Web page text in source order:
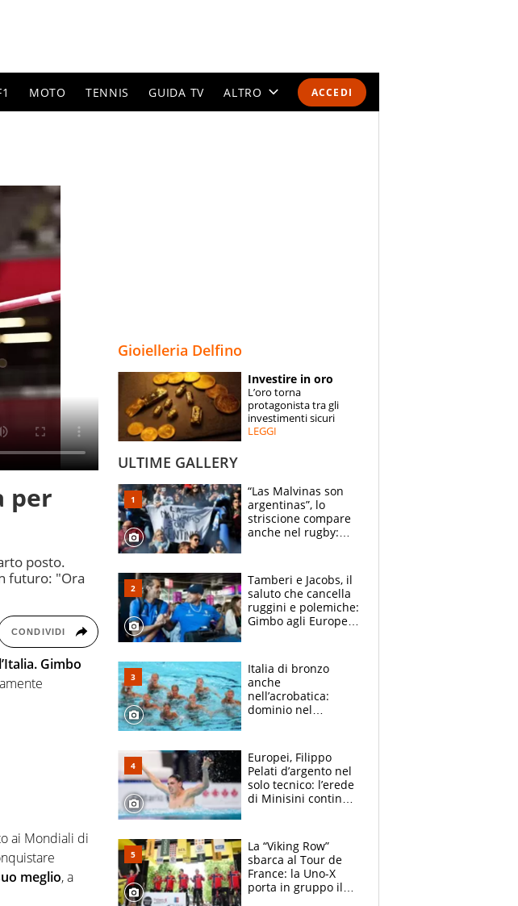
ACCEDI
MOTO TENNIS GUIDA TV ALTRO
SPECIALI
ESPERTI
per
posto.
futuro: "Ora
CONDIVIDI
Gimbo
ai Mondiali di
meglio, a
Gioielleria Delfino
Investire in oro
L’oro torna
protagonista tra gli
investimenti sicuri
LEGGI
ULTIME GALLERY
“Las Malvinas son
argentinas”, lo
striscione compare
anche nel rugby:
un caso
Tamberi e Jacobs, il
saluto che cancella
ruggini e polemiche:
Gimbo agli Europei
Italia di bronzo
anche
nell’acrobatica:
dominio nel
e compagni
continuare
Europei, Filippo
Pelati d’argento nel
solo tecnico: l’erede
di Minisini continua
mirino
La “Viking Row”
sbarca al Tour de
France: la Uno-X
porta in gruppo il